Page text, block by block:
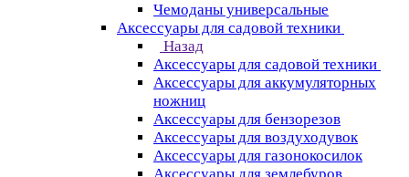
Чемоданы универсальные
Аксессуары для садовой техники
Назад
Аксессуары для садовой техники
Аксессуары для аккумуляторных
ножниц
Аксессуары для бензорезов
Аксессуары для воздуходувок
Аксессуары для газонокосилок